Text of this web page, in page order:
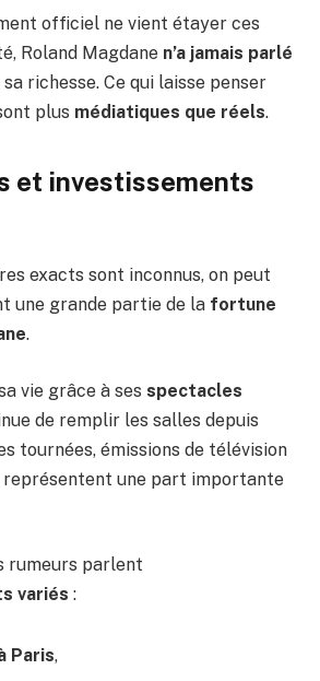
officiel ne vient étayer ces
Roland Magdane n’a jamais parlé
sa richesse. Ce qui laisse penser
plus médiatiques que réels.
et investissements
exacts sont inconnus, on peut
une grande partie de la fortune
.
vie grâce à ses spectacles
de remplir les salles depuis
tournées, émissions de télévision
représentent une part importante
rumeurs parlent
variés :
Paris,